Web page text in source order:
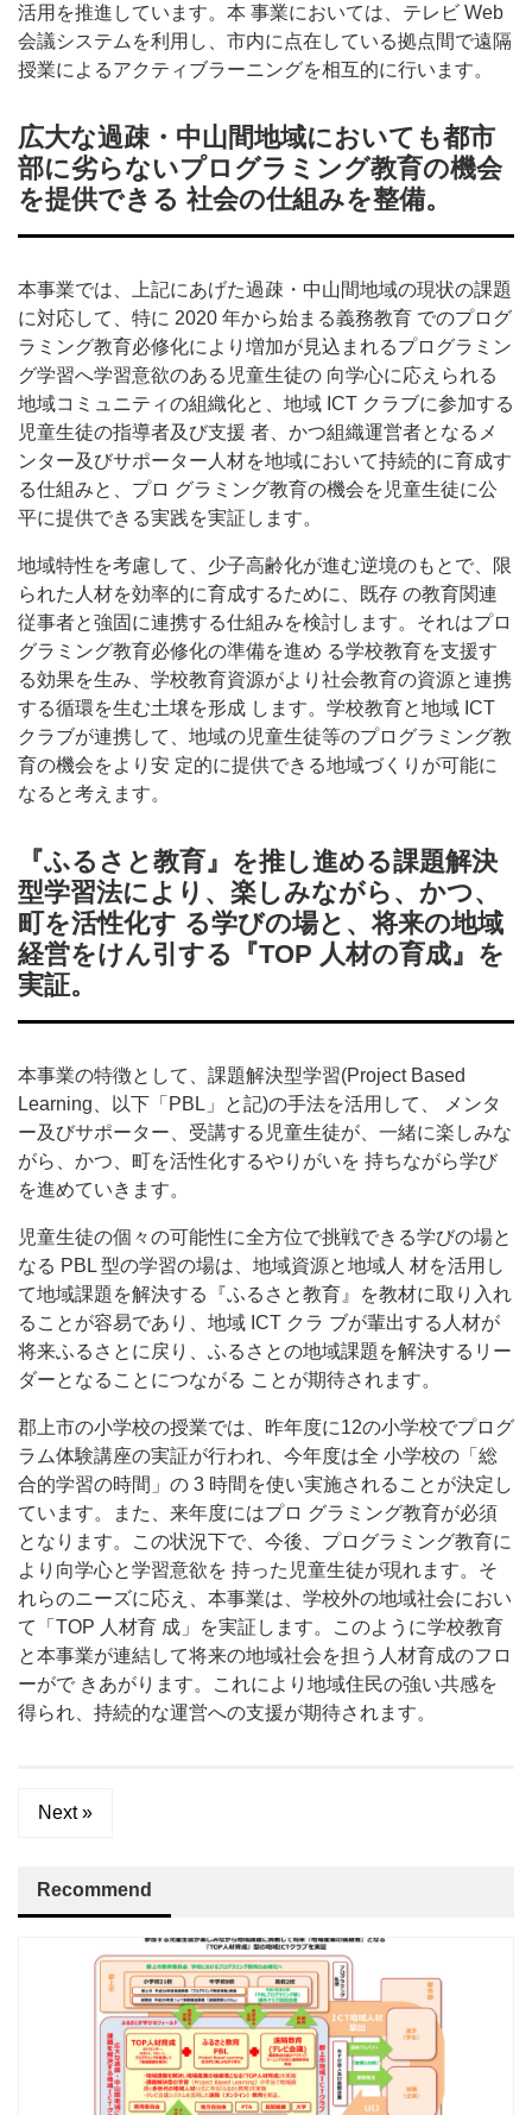
活用を推進しています。本 事業においては、テレビ Web
会議システムを利用し、市内に点在している拠点間で遠隔
授業によるアクティブラーニングを相互的に行います。
広大な過疎・中山間地域においても都市
部に劣らないプログラミング教育の機会
を提供できる 社会の仕組みを整備。
本事業では、上記にあげた過疎・中山間地域の現状の課題
に対応して、特に 2020 年から始まる義務教育 でのプログ
ラミング教育必修化により増加が見込まれるプログラミン
グ学習へ学習意欲のある児童生徒の 向学心に応えられる
地域コミュニティの組織化と、地域 ICT クラブに参加する
児童生徒の指導者及び支援 者、かつ組織運営者となるメ
ンター及びサポーター人材を地域において持続的に育成す
る仕組みと、プロ グラミング教育の機会を児童生徒に公
平に提供できる実践を実証します。
地域特性を考慮して、少子高齢化が進む逆境のもとで、限
られた人材を効率的に育成するために、既存 の教育関連
従事者と強固に連携する仕組みを検討します。それはプロ
グラミング教育必修化の準備を進め る学校教育を支援す
る効果を生み、学校教育資源がより社会教育の資源と連携
する循環を生む土壌を形成 します。学校教育と地域 ICT
クラブが連携して、地域の児童生徒等のプログラミング教
育の機会をより安 定的に提供できる地域づくりが可能に
なると考えます。
『ふるさと教育』を推し進める課題解決
型学習法により、楽しみながら、かつ、
町を活性化す る学びの場と、将来の地域
経営をけん引する『TOP 人材の育成』を
実証。
本事業の特徴として、課題解決型学習(Project Based
Learning、以下「PBL」と記)の手法を活用して、 メンタ
ー及びサポーター、受講する児童生徒が、一緒に楽しみな
がら、かつ、町を活性化するやりがいを 持ちながら学び
を進めていきます。
児童生徒の個々の可能性に全方位で挑戦できる学びの場と
なる PBL 型の学習の場は、地域資源と地域人 材を活用し
て地域課題を解決する『ふるさと教育』を教材に取り入れ
ることが容易であり、地域 ICT クラ ブが輩出する人材が
将来ふるさとに戻り、ふるさとの地域課題を解決するリー
ダーとなることにつながる ことが期待されます。
郡上市の小学校の授業では、昨年度に12の小学校でプログ
ラム体験講座の実証が行われ、今年度は全 小学校の「総
合的学習の時間」の 3 時間を使い実施されることが決定し
ています。また、来年度にはプロ グラミング教育が必須
となります。この状況下で、今後、プログラミング教育に
より向学心と学習意欲を 持った児童生徒が現れます。そ
れらのニーズに応え、本事業は、学校外の地域社会におい
て「TOP 人材育 成」を実証します。このように学校教育
と本事業が連結して将来の地域社会を担う人材育成のフロ
ーがで きあがります。これにより地域住民の強い共感を
得られ、持続的な運営への支援が期待されます。
Next »
Recommend